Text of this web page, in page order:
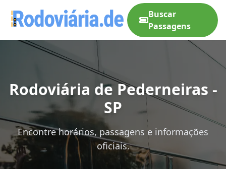
Buscar
Passagens
Rodoviária de Pederneiras -
SP
Encontre horários, passagens e informações
oficiais.